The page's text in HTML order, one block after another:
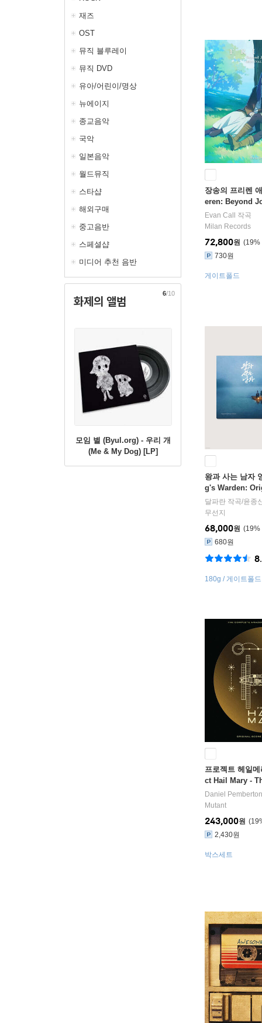
재즈
OST
뮤직 블루레이
뮤직 DVD
유아/어린이/명상
뉴에이지
종교음악
국악
일본음악
월드뮤직
스타샵
해외구매
중고음반
스페셜샵
미디어 추천 음반
화제의 앨범
모임 별 (Byul.org) - 우리 개
(Me & My Dog) [LP]
6/10
장송의 프리렌
eren: Beyond
ginal
러 2LP]
Evan Call
작곡
Milan Records
19%
72,800원
730원
게이트폴드
왕과 사는 남자
g's Warden:
re Soundtrack
[픽쳐디스크 LP]
달파란 작곡/윤종
무선지
19%
68,000원
680원
180g / 게이트폴
프로젝트 헤일
ct Hail Mary -
on MGM
드 & 조에트로
Daniel Pemberton
Mutant
19
243,000원
2,430원
박스세트